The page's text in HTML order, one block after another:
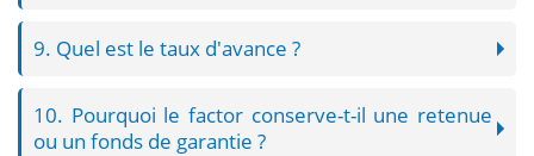
9. Quel est le taux d'avance ?
10. Pourquoi le factor conserve-t-il une retenue
ou un fonds de garantie ?